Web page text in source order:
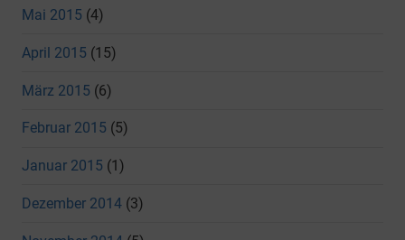
Mai 2015 (4)
April 2015 (15)
März 2015 (6)
Februar 2015 (5)
Januar 2015 (1)
Dezember 2014 (3)